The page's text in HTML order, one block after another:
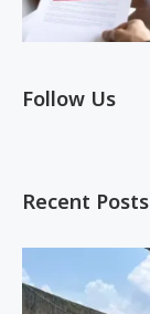
Follow Us
Recent Posts